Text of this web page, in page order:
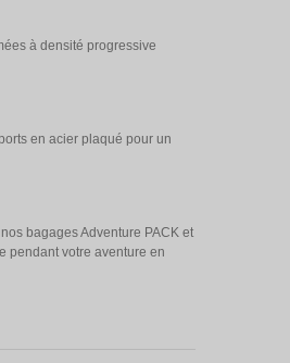
à densité progressive
en acier plaqué pour un
bagages Adventure PACK et
pendant votre aventure en